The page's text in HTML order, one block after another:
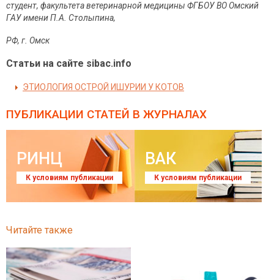
студент, факультета ветеринарной медицины ФГБОУ ВО Омский
ГАУ имени П.А. Столыпина,
РФ, г. Омск
Статьи на сайте sibac.info
ЭТИОЛОГИЯ ОСТРОЙ ИШУРИИ У КОТОВ
ПУБЛИКАЦИИ СТАТЕЙ В ЖУРНАЛАХ
РИНЦ
К условиям публикации
ВАК
К условиям публикации
Читайте также